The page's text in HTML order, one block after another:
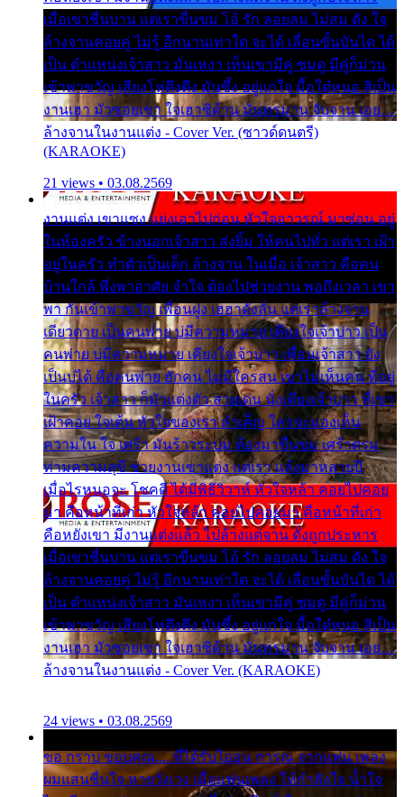
เมื่อเขาชื่นบาน แต่เราขื่นขม โอ้ รัก ลอยลม ไม่สม ดัง ใจ
ล้างจานคอยคู่ ไม่รู้ อีกนานเท่าใด จะได้ เลื่อนขั้นบันได ได้
เป็น ตำแหน่งเจ้าสาว มันเหงา เห็นเขามีคู่ ซมดู มีคู่ก็ม่วน
เข้าพาขวัญ เสียงโห่ตึงตึง มันซึ้ง อยู่แก่ใจ มื้อใด๋หนอ สิเป็น
งานเฮา มัวซอยเขา ใจเฮาซิด้าน มันทรมาน จับจาน เอย…
ล้างจานในงานแต่ง - Cover Ver. (ซาวด์ดนตรี)
(KARAOKE)
21 views • 03.08.2569
งานแต่ง เขาแซง แย่งเอาไปก่อน หัวใจอาวรณ์ มาซ่อน อยู่
ในห้องครัว ข้างนอกเจ้าสาว ส่งยิ้ม ให้คนไปทั่ว แต่เรา เฝ้า
อยู่ในครัว ทำตัวเป็นเด็ก ล้างจาน ในเมื่อ เจ้าสาว คือคน
บ้านใกล้ พึ่งพาอาศัย จำใจ ต้องไปช่วยงาน พอถึงเวลา เขา
พา กันเข้าพาขวัญ เพื่อนฝูง เฮฮาดังลั่น แต่เราล้างจาน
เดียวดาย เป็นคนพ่าย บ่มีความหมาย เคียงใจเจ้าบ่าว เป็น
คนพ่าย บ่มีความหมาย เคียงใจเจ้าบ่าว เพื่อนเจ้าสาว ยัง
เป็นบ่ได้ คือคนพ่าย ฮักคน ไม่มีใครสน เขาไม่เห็นคน ที่อยู่
ในครัว เจ้าสาว ก็มัวแต่งตัว สวยเด่น นั่งเคียงเจ้าบ่าว ที่เขา
เฝ้าคอย ใจเต้น หัวใจของเรา ลำเค็ญ ใครจะมองเห็น
ความใน ใจ เศร้า มันร้าวระบม ต้องมาขื่นขม เศร้าตรม
ท่ามความสุขี ช่วยงานเขาแต่ง แต่เรา แล้งมาหลายปี
เมื่อไรหนอจะ โชคดี ได้มีพิธีวิวาห์ หัวใจหล้า คอยไปคอย
มา คือหน้าที่เก่า หัวใจหล้า คอยไปคอยมา คือหน้าที่เก่า
คือหยังเขา มีงานแต่งแล้ว ไปล้างแต่จาน ดั่งถูกประหาร
เมื่อเขาชื่นบาน แต่เราขื่นขม โอ้ รัก ลอยลม ไม่สม ดัง ใจ
ล้างจานคอยคู่ ไม่รู้ อีกนานเท่าใด จะได้ เลื่อนขั้นบันได ได้
เป็น ตำแหน่งเจ้าสาว มันเหงา เห็นเขามีคู่ ซมดู มีคู่ก็ม่วน
เข้าพาขวัญ เสียงโห่ตึงตึง มันซึ้ง อยู่แก่ใจ มื้อใด๋หนอ สิเป็น
งานเฮา มัวซอยเขา ใจเฮาซิด้าน มันทรมาน จับจาน เอย…
ล้างจานในงานแต่ง - Cover Ver. (KARAOKE)
24 views • 03.08.2569
ขอ กราบ ขอบคุณ.... ที่ได้รับไออุ่น การุณ จากแฟน เพลง
ผมแสนชื่นใจ หายวังเวง เมื่อแฟนเพลง ให้กำลังใจ น้ำใจ